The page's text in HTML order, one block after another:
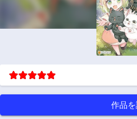
作品